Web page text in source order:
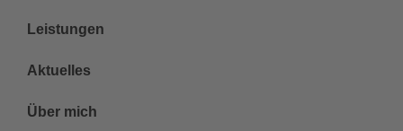
Leistungen
Aktuelles
Über mich